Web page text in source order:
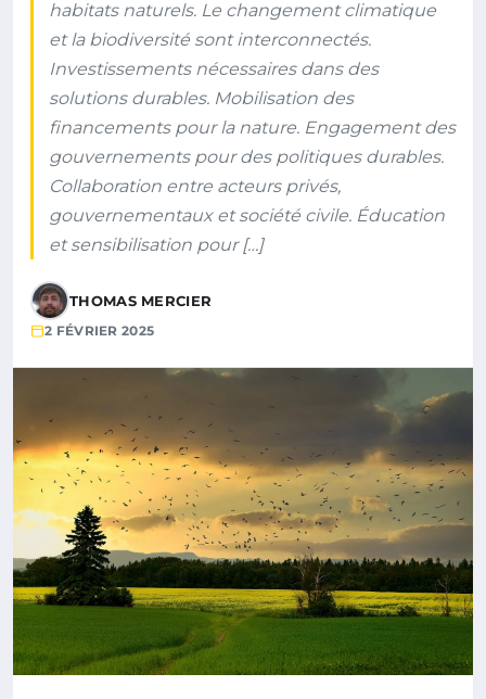
habitats naturels. Le changement climatique
et la biodiversité sont interconnectés.
Investissements nécessaires dans des
solutions durables. Mobilisation des
financements pour la nature. Engagement des
gouvernements pour des politiques durables.
Collaboration entre acteurs privés,
gouvernementaux et société civile. Éducation
et sensibilisation pour […]
THOMAS MERCIER
2 FÉVRIER 2025